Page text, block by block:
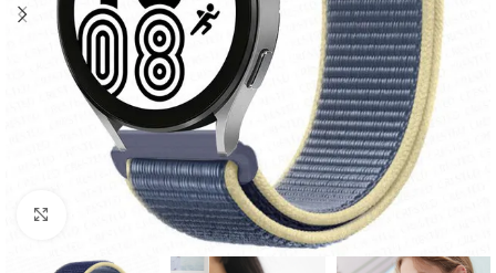
Cliquer pour agrandir